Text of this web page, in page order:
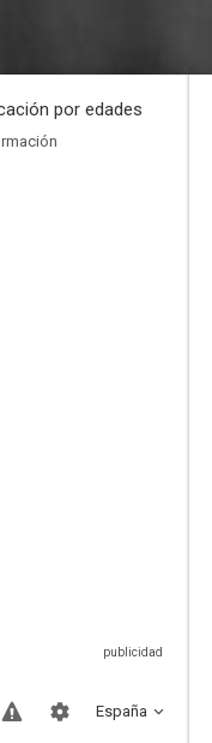
por edades
España